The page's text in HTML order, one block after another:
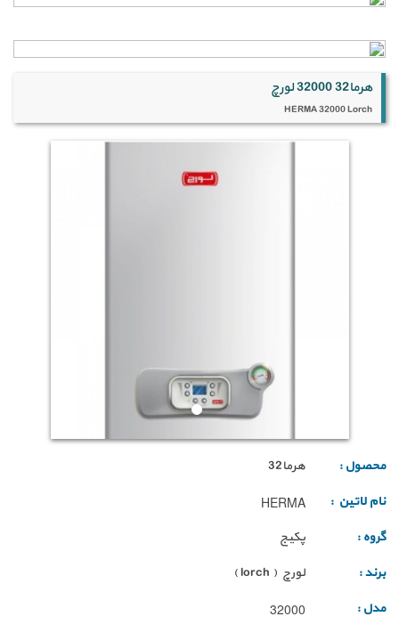
هرما32 32000 لورچ
HERMA 32000 Lorch
محصول :
هرما32
نام لاتین :
HERMA
گروه :
پکیج
برند :
لورچ ( lorch )
مدل :
32000